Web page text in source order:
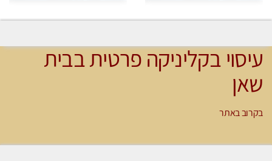
עיסוי בקליניקה פרטית בבית
שאן
בקרוב באתר